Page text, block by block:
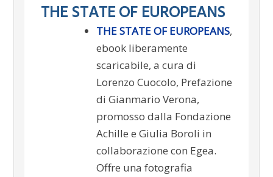
THE STATE OF EUROPEANS
THE STATE OF EUROPEANS,
ebook liberamente
scaricabile, a cura di
Lorenzo Cuocolo, Prefazione
di Gianmario Verona,
promosso dalla Fondazione
Achille e Giulia Boroli in
collaborazione con Egea.
Offre una fotografia